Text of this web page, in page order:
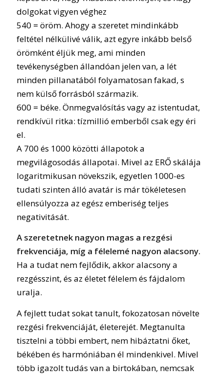
dolgokat vigyen véghez
540 = öröm. Ahogy a szeretet mindinkább
feltétel nélkülivé válik, azt egyre inkább belső
örömként éljük meg, ami minden
tevékenységben állandóan jelen van, a lét
minden pillanatából folyamatosan fakad, s
nem külső forrásból származik.
600 = béke. Önmegvalósítás vagy az istentudat,
rendkívül ritka: tízmillió emberből csak egy éri
el.
A 700 és 1000 közötti állapotok a
megvilágosodás állapotai. Mivel az ERŐ skálája
logaritmikusan növekszik, egyetlen 1000-es
tudati szinten álló avatár is már tökéletesen
ellensúlyozza az egész emberiség teljes
negativitását.
A szeretetnek nagyon magas a rezgési
frekvenciája, míg a félelemé nagyon alacsony.
Ha a tudat nem fejlődik, akkor alacsony a
rezgésszint, és az életet félelem és fájdalom
uralja.
A fejlett tudat sokat tanult, fokozatosan növelte
rezgési frekvenciáját, életerejét. Megtanulta
tisztelni a többi embert, nem hibáztatni őket,
békében és harmóniában él mindenkivel. Mivel
több igazolt tudás van a birtokában, nemcsak